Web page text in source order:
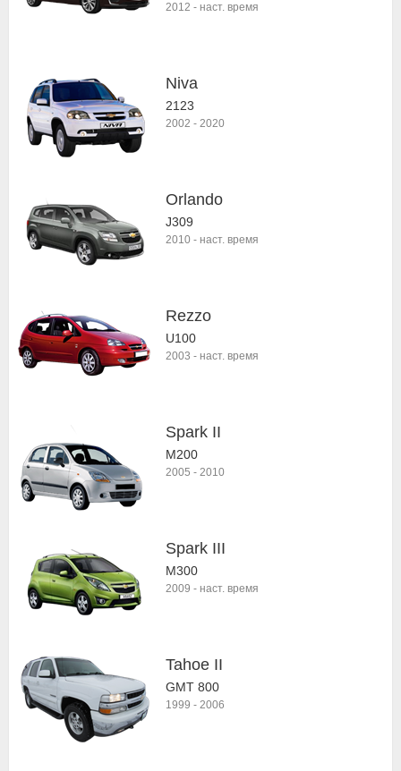
2012 - наст. время
Niva
2123
2002 - 2020
Orlando
J309
2010 - наст. время
Rezzo
U100
2003 - наст. время
Spark II
M200
2005 - 2010
Spark III
M300
2009 - наст. время
Tahoe II
GMT 800
1999 - 2006